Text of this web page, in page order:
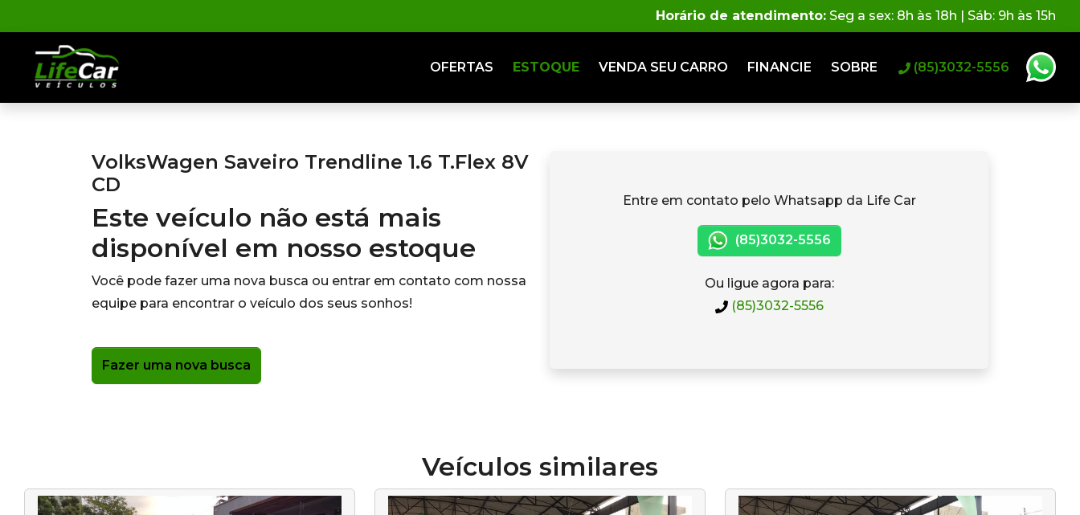
Horário de atendimento: Seg a sex: 8h às 18h | Sáb: 9h às 15h
OFERTAS ESTOQUE VENDA SEU CARRO FINANCIE SOBRE (85)3032-5556
VolksWagen Saveiro Trendline 1.6 T.Flex 8V
CD
Este veículo não está mais
disponível em nosso estoque
Você pode fazer uma nova busca ou entrar em contato com nossa
equipe para encontrar o veículo dos seus sonhos!
Fazer uma nova busca
Entre em contato pelo Whatsapp da Life Car
(85)3032-5556
Ou ligue agora para:
(85)3032-5556
Veículos similares